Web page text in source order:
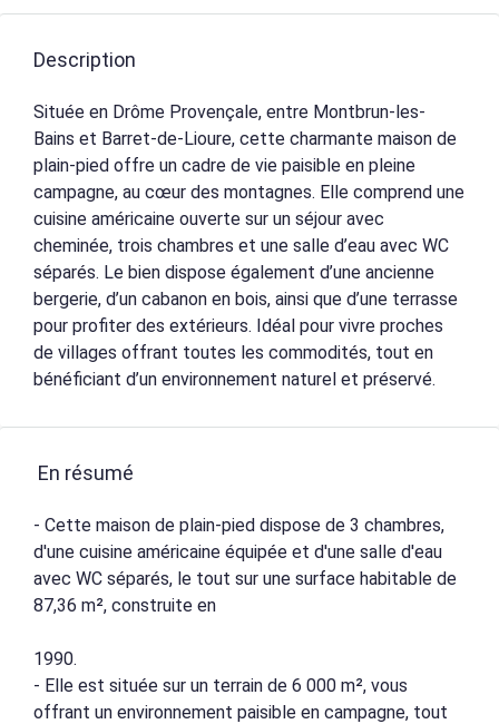
Description
Située en Drôme Provençale, entre Montbrun-les-
Bains et Barret-de-Lioure, cette charmante maison de
plain-pied offre un cadre de vie paisible en pleine
campagne, au cœur des montagnes. Elle comprend une
cuisine américaine ouverte sur un séjour avec
cheminée, trois chambres et une salle d’eau avec WC
séparés. Le bien dispose également d’une ancienne
bergerie, d’un cabanon en bois, ainsi que d’une terrasse
pour profiter des extérieurs. Idéal pour vivre proches
de villages offrant toutes les commodités, tout en
bénéficiant d’un environnement naturel et préservé.
En résumé
- Cette maison de plain-pied dispose de 3 chambres,
d'une cuisine américaine équipée et d'une salle d'eau
avec WC séparés, le tout sur une surface habitable de
87,36 m², construite en
1990.
- Elle est située sur un terrain de 6 000 m², vous
offrant un environnement paisible en campagne, tout